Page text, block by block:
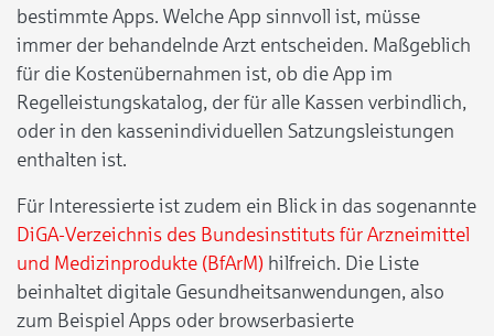
bestimmte Apps. Welche App sinnvoll ist, müsse
immer der behandelnde Arzt entscheiden. Maßgeblich
für die Kostenübernahmen ist, ob die App im
Regelleistungskatalog, der für alle Kassen verbindlich,
oder in den kassenindividuellen Satzungsleistungen
enthalten ist.
Für Interessierte ist zudem ein Blick in das sogenannte
DiGA-Verzeichnis des Bundesinstituts für Arzneimittel
und Medizinprodukte (BfArM) hilfreich. Die Liste
beinhaltet digitale Gesundheitsanwendungen, also
zum Beispiel Apps oder browserbasierte